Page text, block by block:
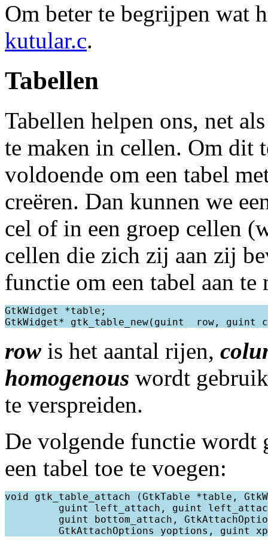
Om beter te begrijpen wat
kutular.c.
Tabellen
Tabellen helpen ons, net
te maken in cellen. Om dit
voldoende om een tabel
creëren. Dan kunnen we
cel of in een groep cellen
cellen die zich zij aan zij
functie om een tabel aan te
GtkWidget *table;
row is het aantal rijen,
homogenous wordt
te verspreiden.
De volgende functie wordt
een tabel toe te voegen:
void gtk_table_attach (GtkTable *table,
guint left_attach, guint
guint bottom_attach,